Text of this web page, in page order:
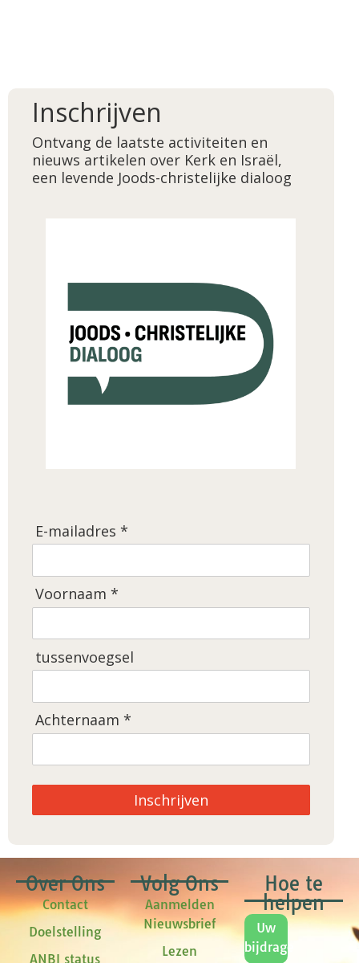
Inschrijven
Ontvang de laatste activiteiten en
nieuws artikelen over Kerk en Israël,
een levende Joods-christelijke dialoog
E-mailadres *
Voornaam *
tussenvoegsel
Achternaam *
Inschrijven
Over Ons
Contact
Doelstelling
ANBI status
Volg Ons
Aanmelden
Nieuwsbrief
Lezen
Hoe te
helpen
Uw
bijdrage